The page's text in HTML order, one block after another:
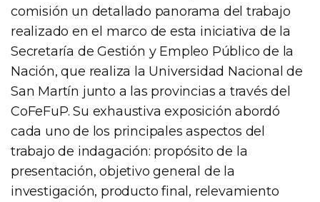
comisión un detallado panorama del trabajo
realizado en el marco de esta iniciativa de la
Secretaría de Gestión y Empleo Público de la
Nación, que realiza la Universidad Nacional de
San Martín junto a las provincias a través del
CoFeFuP. Su exhaustiva exposición abordó
cada uno de los principales aspectos del
trabajo de indagación: propósito de la
presentación, objetivo general de la
investigación, producto final, relevamiento